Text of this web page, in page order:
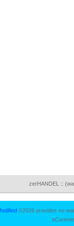
zerHANDEL ::
©2026 provides no